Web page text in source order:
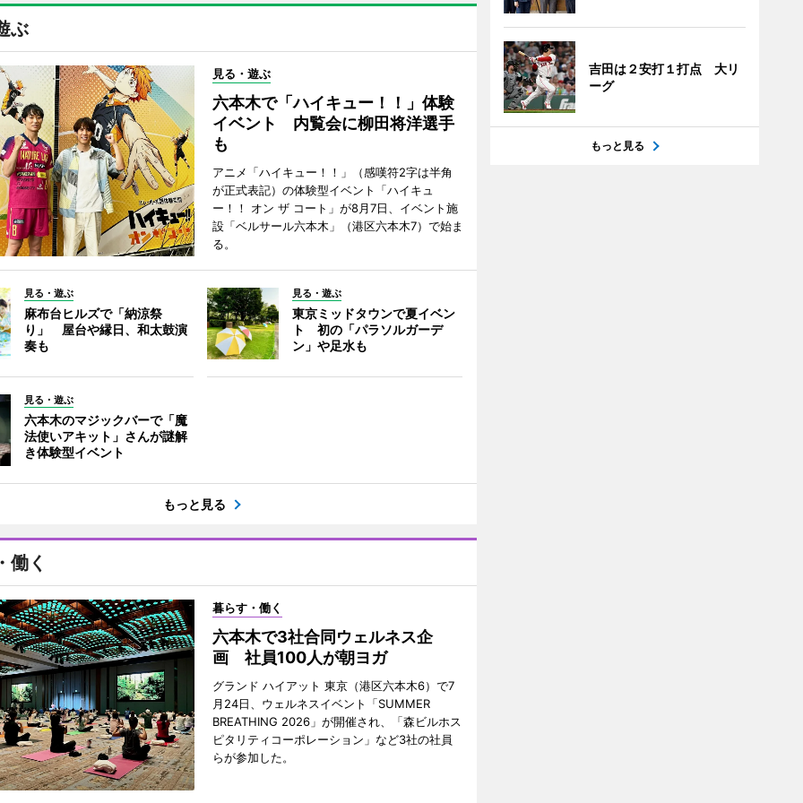
ぶ
見る・遊ぶ
六本木で「ハイキュー！！」体験
イベント 内覧会に柳田将洋選手
も
アニメ「ハイキュー！！」（感嘆符2字は半角
が正式表記）の体験型イベント「ハイキュ
ー！！ オン ザ コート」が8月7日、イベント施
設「ベルサール六本木」（港区六本木7）で始ま
る。
見る・遊ぶ
麻布台ヒルズで「納涼祭
り」 屋台や縁日、和太鼓演
奏も
見る・遊ぶ
東京ミッドタウンで夏イベン
ト 初の「パラソルガーデ
ン」や足水も
見る・遊ぶ
六本木のマジックバーで「魔
法使いアキット」さんが謎解
き体験型イベント
もっと見る
働く
暮らす・働く
六本木で3社合同ウェルネス企
画 社員100人が朝ヨガ
グランド ハイアット 東京（港区六本木6）で7
月24日、ウェルネスイベント「SUMMER
BREATHING 2026」が開催され、「森ビルホス
ピタリティコーポレーション」など3社の社員
らが参加した。
吉田は２安打１打点 大リ
ーグ
もっと見る